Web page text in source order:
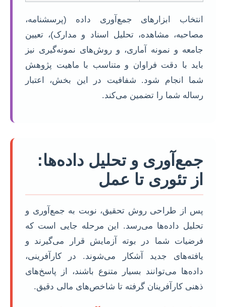
انتخاب ابزارهای جمع‌آوری داده (پرسشنامه،
مصاحبه، مشاهده، تحلیل اسناد و مدارک)، تعیین
جامعه و نمونه آماری، و روش‌های نمونه‌گیری نیز
باید با دقت فراوان و متناسب با ماهیت پژوهش
شما انجام شود. شفافیت در این بخش، اعتبار
رساله شما را تضمین می‌کند.
جمع‌آوری و تحلیل داده‌ها:
از تئوری تا عمل
پس از طراحی روش تحقیق، نوبت به جمع‌آوری و
تحلیل داده‌ها می‌رسد. این مرحله جایی است که
فرضیات شما در بوته آزمایش قرار می‌گیرند و
یافته‌های جدید آشکار می‌شوند. در کارآفرینی،
داده‌ها می‌توانند بسیار متنوع باشند، از پاسخ‌های
ذهنی کارآفرینان گرفته تا شاخص‌های مالی دقیق.